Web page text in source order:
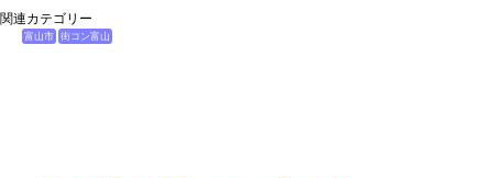
関連カテゴリー
富山市 街コン富山